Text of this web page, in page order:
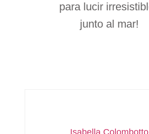
para lucir
junto al mar!